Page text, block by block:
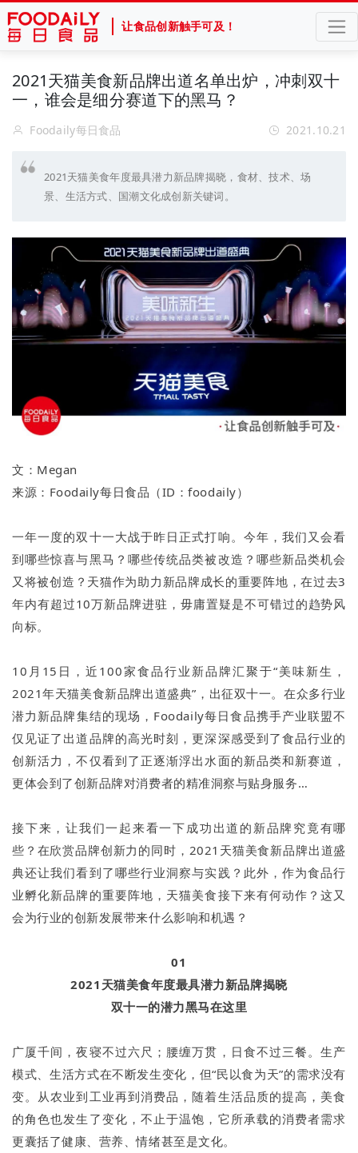
让食品创新触手可及！
2021天猫美食新品牌出道名单出炉，冲刺双十
一，谁会是细分赛道下的黑马？
Foodaily每日食品 2021.10.21
2021天猫美食年度最具潜力新品牌揭晓，食材、技术、场
景、生活方式、国潮文化成创新关键词。
文：Megan
来源：Foodaily每日食品（ID：foodaily）
一年一度的双十一大战于昨日正式打响。今年，我们又会看
到哪些惊喜与黑马？哪些传统品类被改造？哪些新品类机会
又将被创造？天猫作为助力新品牌成长的重要阵地，在过去3
年内有超过10万新品牌进驻，毋庸置疑是不可错过的趋势风
向标。
10月15日，近100家食品行业新品牌汇聚于“美味新生，
2021年天猫美食新品牌出道盛典”，出征双十一。在众多行业
潜力新品牌集结的现场，Foodaily每日食品携手产业联盟不
仅见证了出道品牌的高光时刻，更深深感受到了食品行业的
创新活力，不仅看到了正逐渐浮出水面的新品类和新赛道，
更体会到了创新品牌对消费者的精准洞察与贴身服务…
接下来，让我们一起来看一下成功出道的新品牌究竟有哪
些？在欣赏品牌创新力的同时，2021天猫美食新品牌出道盛
典还让我们看到了哪些行业洞察与实践？此外，作为食品行
业孵化新品牌的重要阵地，天猫美食接下来有何动作？这又
会为行业的创新发展带来什么影响和机遇？
01
2021天猫美食年度最具潜力新品牌揭晓
双十一的潜力黑马在这里
广厦千间，夜寝不过六尺；腰缠万贯，日食不过三餐。生产
模式、生活方式在不断发生变化，但“民以食为天”的需求没有
变。从农业到工业再到消费品，随着生活品质的提高，美食
的角色也发生了变化，不止于温饱，它所承载的消费者需求
更囊括了健康、营养、情绪甚至是文化。